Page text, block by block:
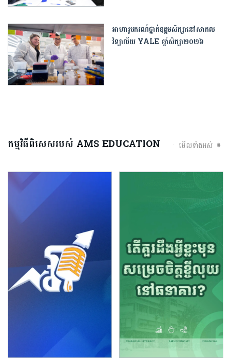
អាហារូបករណ៍ថ្នាក់ឧត្ដមសិក្សានៅសាកល
វិទ្យាល័យ YALE ឆ្នាំសិក្សា២០២៦
កម្មវិធីពិសេសរបស់ AMS EDUCATION មើលទាំងអស់ ➧